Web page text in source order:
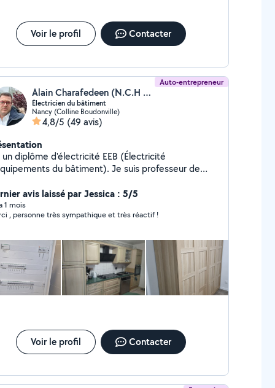
Voir le profil Contacter
Auto-entrepreneur
Alain Charafedeen (N.C.H élec)
Électricien du bâtiment
Nancy (Colline Boudonville)
4,8/5 (49 avis)
un diplôme d'électricité EEB (Électricité
du bâtiment). Je suis professeur de
installer ou rénover l'électricité domestique. Je
faire un schéma électrique pour la maison. Je
faire un devis.
avis laissé par Jessica : 5/5
1 mois
, personne très sympathique et très réactif !
Voir le profil Contacter